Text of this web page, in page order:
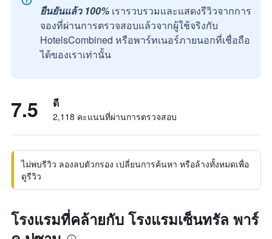
ยืนยันแล้ว 100% เรารวบรวมและแสดงรีวิวจากการ
จองที่ผ่านการตรวจสอบแล้วจากผู้ใช้จริงกับ
HotelsCombined หรือพาร์ทเนอร์ภายนอกที่เชื่อถือ
ได้ของเราเท่านั้น
7.5 ดี
2,118 คะแนนที่ผ่านการตรวจสอบ
ไม่พบรีวิว ลองลบตัวกรอง เปลี่ยนการค้นหา หรือล้างทั้งหมดเพื่อ
ดูรีวิว
โรงแรมที่คล้ายกับ โรงแรมเซ็นทรัล พาร์